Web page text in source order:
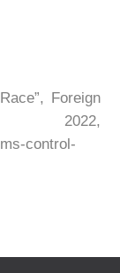
Foreign
control-